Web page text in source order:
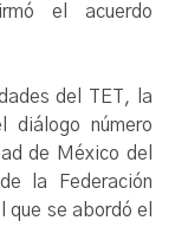
el acuerdo
del TET, la
diálogo número
de México del
la Federación
se abordó el